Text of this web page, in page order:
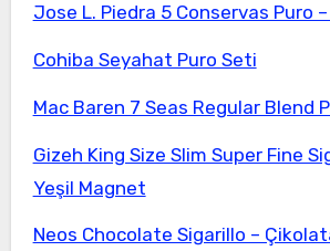
Jose L. Piedra 5 Conservas Puro
Cohiba Seyahat Puro Seti
Mac Baren 7 Seas Regular Blend
Gizeh King Size Slim Super Fine
Yeşil Magnet
Neos Chocolate Sigarillo –